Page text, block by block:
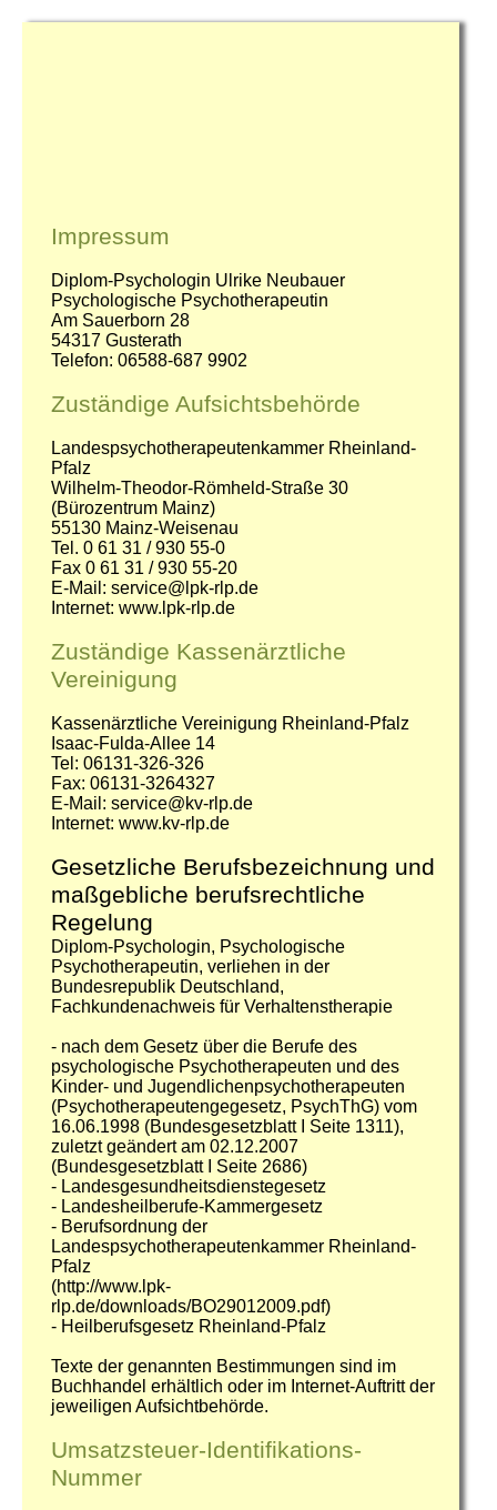
Impressum
Diplom-Psychologin Ulrike Neubauer
Psychologische Psychotherapeutin
Am Sauerborn 28
54317 Gusterath
Telefon: 06588-687 9902
Zuständige Aufsichtsbehörde
Landespsychotherapeutenkammer Rheinland-
Pfalz
Wilhelm-Theodor-Römheld-Straße 30
(Bürozentrum Mainz)
55130 Mainz-Weisenau
Tel. 0 61 31 / 930 55-0
Fax 0 61 31 / 930 55-20
E-Mail: service@lpk-rlp.de
Internet: www.lpk-rlp.de
Zuständige Kassenärztliche
Vereinigung
Kassenärztliche Vereinigung Rheinland-Pfalz
Isaac-Fulda-Allee 14
Tel: 06131-326-326
Fax: 06131-3264327
E-Mail: service@kv-rlp.de
Internet: www.kv-rlp.de
Gesetzliche Berufsbezeichnung und
maßgebliche berufsrechtliche
Regelung
Diplom-Psychologin, Psychologische
Psychotherapeutin, verliehen in der
Bundesrepublik Deutschland,
Fachkundenachweis für Verhaltenstherapie
- nach dem Gesetz über die Berufe des
psychologische Psychotherapeuten und des
Kinder- und Jugendlichenpsychotherapeuten
(Psychotherapeutengegesetz, PsychThG) vom
16.06.1998 (Bundesgesetzblatt I Seite 1311),
zuletzt geändert am 02.12.2007
(Bundesgesetzblatt I Seite 2686)
- Landesgesundheitsdienstegesetz
- Landesheilberufe-Kammergesetz
- Berufsordnung der
Landespsychotherapeutenkammer Rheinland-
Pfalz
(http://www.lpk-
rlp.de/downloads/BO29012009.pdf)
- Heilberufsgesetz Rheinland-Pfalz
Texte der genannten Bestimmungen sind im
Buchhandel erhältlich oder im Internet-Auftritt der
jeweiligen Aufsichtbehörde.
Umsatzsteuer-Identifikations-
Nummer